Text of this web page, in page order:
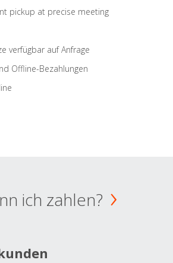
pickup at precise meeting
verfügbar auf Anfrage
Offline-Bezahlungen
ich zahlen?